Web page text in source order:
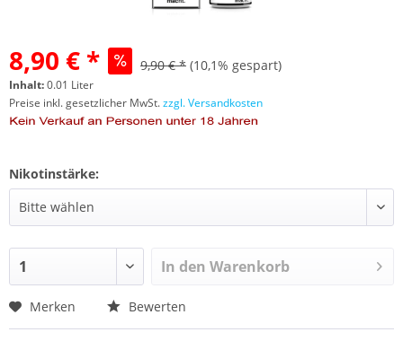
8,90 € * 9,90 € * (10,1% gespart)
Inhalt:0.01 Liter
Preise inkl. gesetzlicher MwSt.zzgl. Versandkosten
Nikotinstärke:
In den Warenkorb
Merken Bewerten